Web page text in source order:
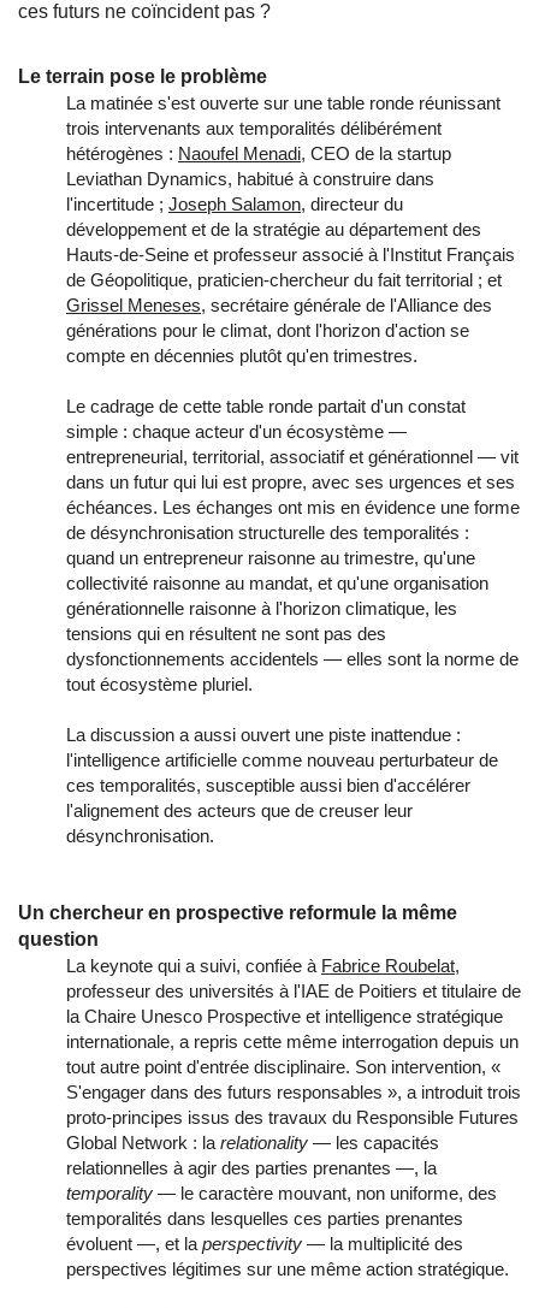
ces futurs ne coïncident pas ?
Le terrain pose le problème
La matinée s'est ouverte sur une table ronde réunissant
trois intervenants aux temporalités délibérément
hétérogènes : Naoufel Menadi, CEO de la startup
Leviathan Dynamics, habitué à construire dans
l'incertitude ; Joseph Salamon, directeur du
développement et de la stratégie au département des
Hauts-de-Seine et professeur associé à l'Institut Français
de Géopolitique, praticien-chercheur du fait territorial ; et
Grissel Meneses, secrétaire générale de l'Alliance des
générations pour le climat, dont l'horizon d'action se
compte en décennies plutôt qu'en trimestres.
Le cadrage de cette table ronde partait d'un constat
simple : chaque acteur d'un écosystème —
entrepreneurial, territorial, associatif et générationnel — vit
dans un futur qui lui est propre, avec ses urgences et ses
échéances. Les échanges ont mis en évidence une forme
de désynchronisation structurelle des temporalités :
quand un entrepreneur raisonne au trimestre, qu'une
collectivité raisonne au mandat, et qu'une organisation
générationnelle raisonne à l'horizon climatique, les
tensions qui en résultent ne sont pas des
dysfonctionnements accidentels — elles sont la norme de
tout écosystème pluriel.
La discussion a aussi ouvert une piste inattendue :
l'intelligence artificielle comme nouveau perturbateur de
ces temporalités, susceptible aussi bien d'accélérer
l'alignement des acteurs que de creuser leur
désynchronisation.
Un chercheur en prospective reformule la même
question
La keynote qui a suivi, confiée à Fabrice Roubelat,
professeur des universités à l'IAE de Poitiers et titulaire de
la Chaire Unesco Prospective et intelligence stratégique
internationale, a repris cette même interrogation depuis un
tout autre point d'entrée disciplinaire. Son intervention, «
S'engager dans des futurs responsables », a introduit trois
proto-principes issus des travaux du Responsible Futures
Global Network : la relationality — les capacités
relationnelles à agir des parties prenantes —, la
temporality — le caractère mouvant, non uniforme, des
temporalités dans lesquelles ces parties prenantes
évoluent —, et la perspectivity — la multiplicité des
perspectives légitimes sur une même action stratégique.